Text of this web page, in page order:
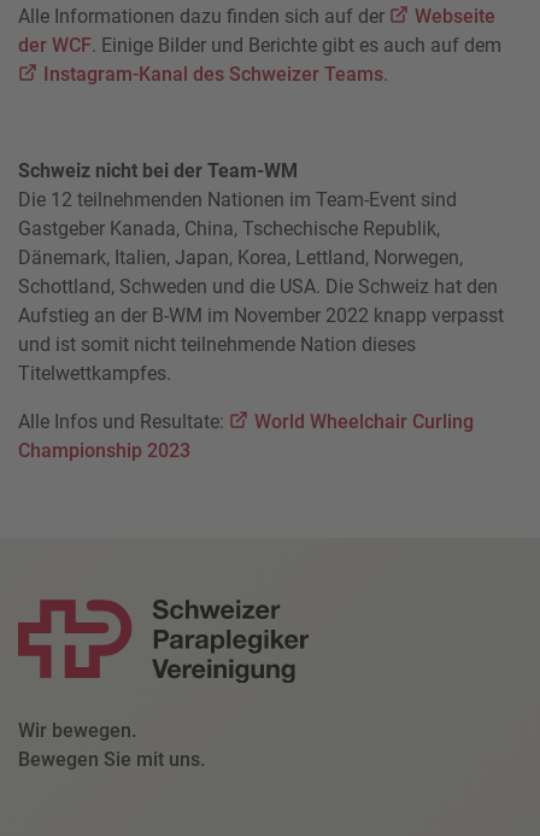
Alle Informationen dazu finden sich auf der
Webseite
der WCF. Einige Bilder und Berichte gibt es auch auf dem
Instagram-Kanal des Schweizer Teams.
Schweiz nicht bei der Team-WM
Die 12 teilnehmenden Nationen im Team-Event sind
Gastgeber Kanada, China, Tschechische Republik,
Dänemark, Italien, Japan, Korea, Lettland, Norwegen,
Schottland, Schweden und die USA. Die Schweiz hat den
Aufstieg an der B-WM im November 2022 knapp verpasst
und ist somit nicht teilnehmende Nation dieses
Titelwettkampfes.
Alle Infos und Resultate:
World Wheelchair Curling
Championship 2023
Wir bewegen.
Bewegen Sie mit uns.